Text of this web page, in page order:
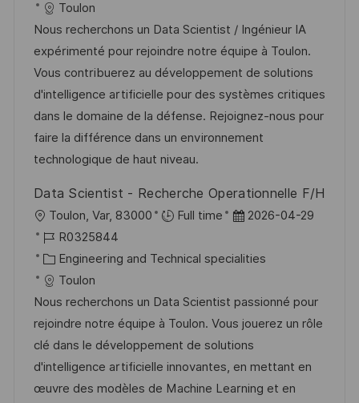
h
g
m
d
e
r
V
e
f
f
n
i
c
h
u
b
-
I
D
a
t
e
g
o
r
i
e
Toulon
Nous recherchons un Data Scientist / Ingénieur IA
expérimenté pour rejoindre notre équipe à Toulon.
Vous contribuerez au développement de solutions
d'intelligence artificielle pour des systèmes critiques
dans le domaine de la défense. Rejoignez-nous pour
faire la différence dans un environnement
technologique de haut niveau.
Data Scientist - Recherche Operationnelle F/H
O
r
t
Toulon, Var, 83000 Full time
D
t
m
d
e
r
V
2026-04-29
J
o
b
-
I
D
R0325844
K
a
t
e
g
o
r
Engineering and Technical specialities
Toulon
Nous recherchons un Data Scientist passionné pour
rejoindre notre équipe à Toulon. Vous jouerez un rôle
clé dans le développement de solutions
d'intelligence artificielle innovantes, en mettant en
œuvre des modèles de Machine Learning et en